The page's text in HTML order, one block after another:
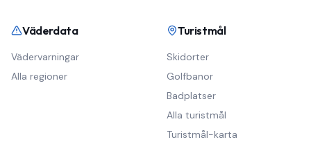
Väderdata
Vädervarningar
Alla regioner
Turistmål
Skidorter
Golfbanor
Badplatser
Alla turistmål
Turistmål-karta